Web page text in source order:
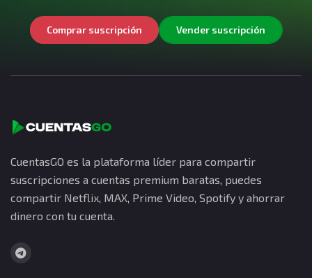
Comprar suscripción Vender suscripción
CuentasGO es la plataforma líder para compartir
suscripciones a cuentas premium baratas, puedes
compartir Netflix, MAX, Prime Video, Spotify y ahorrar
dinero con tu cuenta.